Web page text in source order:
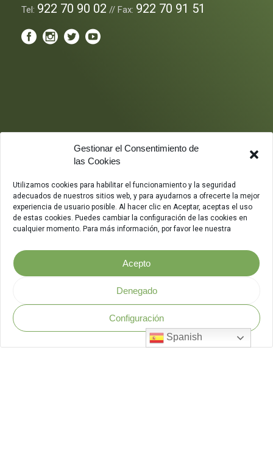
Gestionar el Consentimiento de
las Cookies
Utilizamos cookies para habilitar el funcionamiento y la seguridad
adecuados de nuestros sitios web, y para ayudarnos a ofrecerte la mejor
experiencia de usuario posible. Al hacer clic en Aceptar, aceptas el uso
de estas cookies. Puedes cambiar la configuración de las cookies en
cualquier momento. Para más información, por favor lee nuestra
Acepto
Denegado
Configuración
Tel: 922 70 90 02 // Fax: 922 70 91 51
Política de Seguridad
Spanish